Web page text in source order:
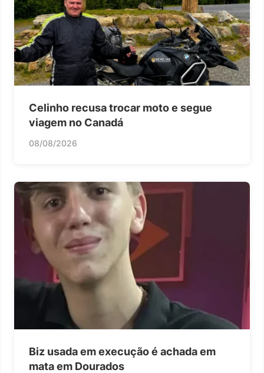
Celinho recusa trocar moto e segue
viagem no Canadá
08/08/2026
Biz usada em execução é achada em
mata em Dourados